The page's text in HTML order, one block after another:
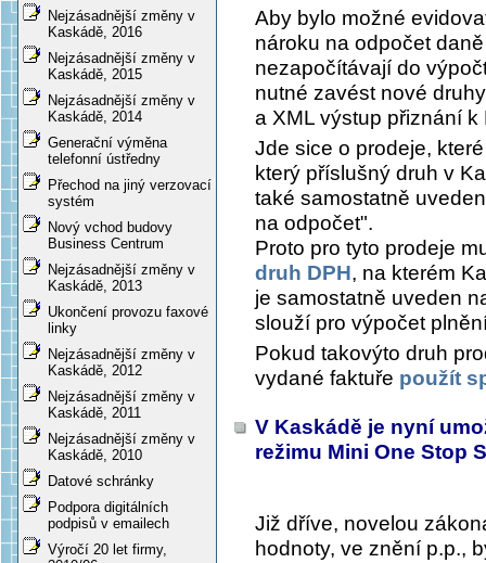
Nejzásadnější změny v
Kaskádě, 2016
Nejzásadnější změny v
Kaskádě, 2015
Nejzásadnější změny v
Kaskádě, 2014
Generační výměna
telefonní ústředny
Přechod na jiný verzovací
systém
Nový vchod budovy
Business Centrum
Nejzásadnější změny v
Kaskádě, 2013
Ukončení provozu faxové
linky
Nejzásadnější změny v
Kaskádě, 2012
Nejzásadnější změny v
Kaskádě, 2011
Nejzásadnější změny v
Kaskádě, 2010
Datové schránky
Podpora digitálních
podpisů v emailech
Výročí 20 let firmy,
Aby bylo možné
nároku na odpočet
nezapočítávají do
nutné zavést nové
a XML výstup přiznání k
Jde sice o prodeje,
který příslušný druh v
také samostatně
na odpočet".
Proto pro tyto prodeje
druh DPH, na kterém
je samostatně uveden
slouží pro výpočet
Pokud takovýto druh
vydané faktuře použít
V Kaskádě je nyní
režimu Mini One Stop
Již dříve, novelou
hodnoty, ve znění p.p.,